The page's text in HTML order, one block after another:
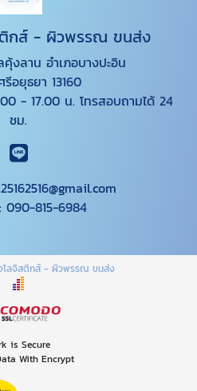
ติกส์ - ผิวพรรณ ขนส่ง
งลาน อำเภอบางปะอิน
อยุธยา 13160
- 17.00 น. โทรสอบถามได้ 24
ชม.
090-815-6984
โลจิสติกส์ - ผิวพรรณ ขนส่ง
is Secure
With Encrypt